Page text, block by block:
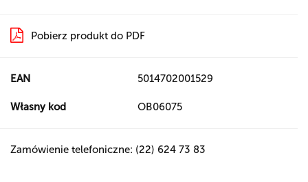
Pobierz produkt do PDF
EAN 5014702001529
Własny kod OB06075
Zamówienie telefoniczne: (22) 624 73 83